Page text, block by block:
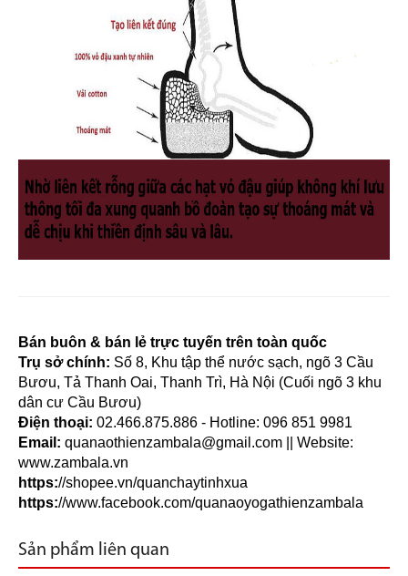
Bán buôn & bán lẻ trực tuyến trên toàn quốc
Trụ sở chính: Số 8, Khu tập thể nước sạch, ngõ 3 Cầu
Bươu, Tả Thanh Oai, Thanh Trì, Hà Nội (Cuối ngõ 3 khu
dân cư Cầu Bươu)
Điện thoại: 02.466.875.886 - Hotline: 096 851 9981
Email: quanaothienzambala@gmail.com || Website:
www.zambala.vn
https://shopee.vn/quanchaytinhxua
https://www.facebook.com/quanaoyogathienzambala
Sản phẩm liên quan